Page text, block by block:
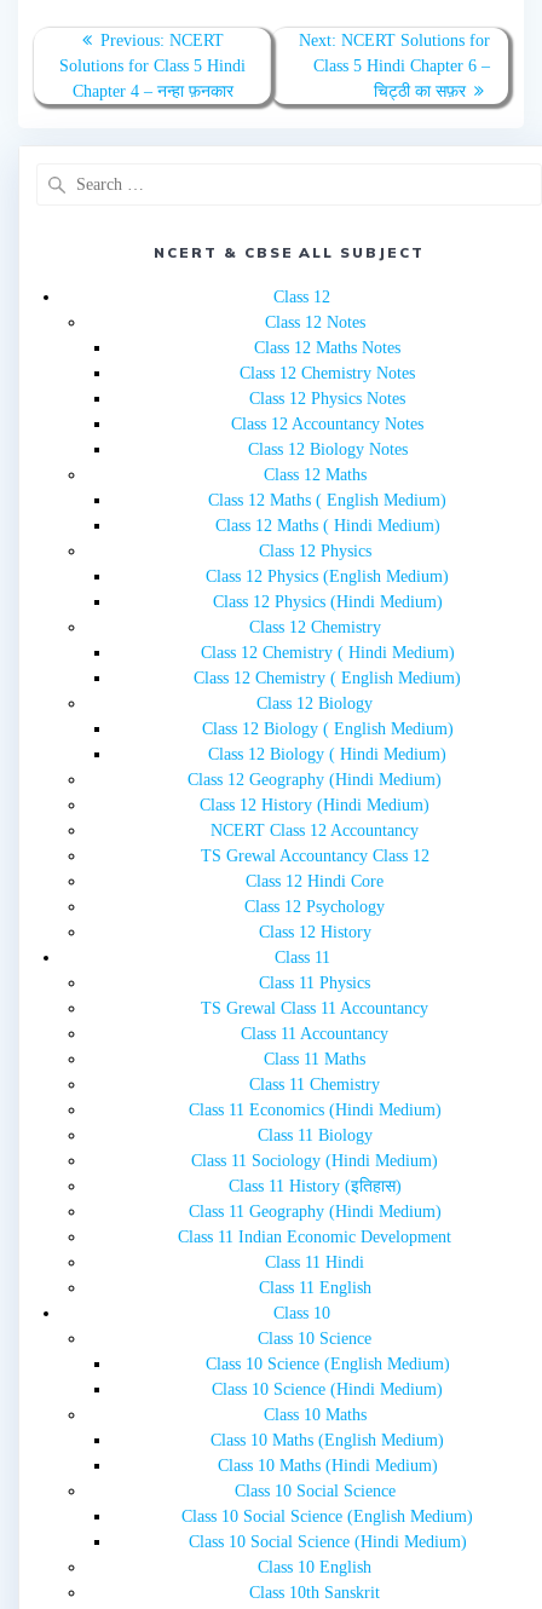
Post
navigation
Previous: Previous
post:
NCERT
Solutions for Class 5 Hindi
Chapter 4 – नन्हा फ़नकार
Next: Next
post:
NCERT Solutions for
Class 5 Hindi Chapter 6 –
चिट्ठी का सफ़र
NCERT & CBSE ALL SUBJECT
Class 12
Class 12 Notes
Class 12 Maths Notes
Class 12 Chemistry Notes
Class 12 Physics Notes
Class 12 Accountancy Notes
Class 12 Biology Notes
Class 12 Maths
Class 12 Maths ( English Medium)
Class 12 Maths ( Hindi Medium)
Class 12 Physics
Class 12 Physics (English Medium)
Class 12 Physics (Hindi Medium)
Class 12 Chemistry
Class 12 Chemistry ( Hindi Medium)
Class 12 Chemistry ( English Medium)
Class 12 Biology
Class 12 Biology ( English Medium)
Class 12 Biology ( Hindi Medium)
Class 12 Geography (Hindi Medium)
Class 12 History (Hindi Medium)
NCERT Class 12 Accountancy
TS Grewal Accountancy Class 12
Class 12 Hindi Core
Class 12 Psychology
Class 12 History
Class 11
Class 11 Physics
TS Grewal Class 11 Accountancy
Class 11 Accountancy
Class 11 Maths
Class 11 Chemistry
Class 11 Economics (Hindi Medium)
Class 11 Biology
Class 11 Sociology (Hindi Medium)
Class 11 History (इतिहास)
Class 11 Geography (Hindi Medium)
Class 11 Indian Economic Development
Class 11 Hindi
Class 11 English
Class 10
Class 10 Science
Class 10 Science (English Medium)
Class 10 Science (Hindi Medium)
Class 10 Maths
Class 10 Maths (English Medium)
Class 10 Maths (Hindi Medium)
Class 10 Social Science
Class 10 Social Science (English Medium)
Class 10 Social Science (Hindi Medium)
Class 10 English
Class 10th Sanskrit